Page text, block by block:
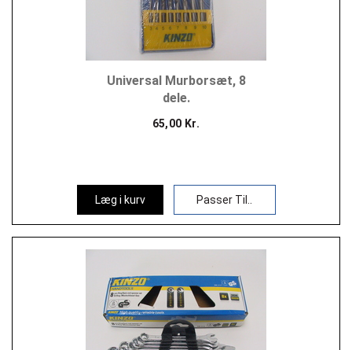
Universal Murborsæt, 8
dele.
65,00 Kr.
Læg i kurv Passer Til..